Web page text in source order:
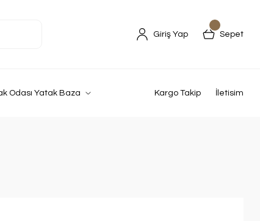
Giriş Yap Sepet
Odası Yatak Baza Kargo Takip İletisim